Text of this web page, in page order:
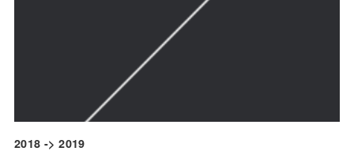
2018 -> 2019